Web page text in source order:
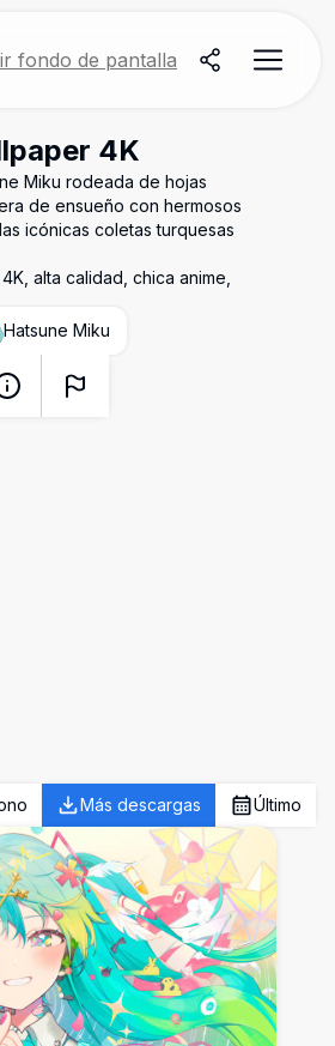
fondo de pantalla
4K
Miku rodeada de hojas
de ensueño con hermosos
icónicas coletas turquesas
alta calidad, chica anime,
Hatsune Miku
Más descargas Último